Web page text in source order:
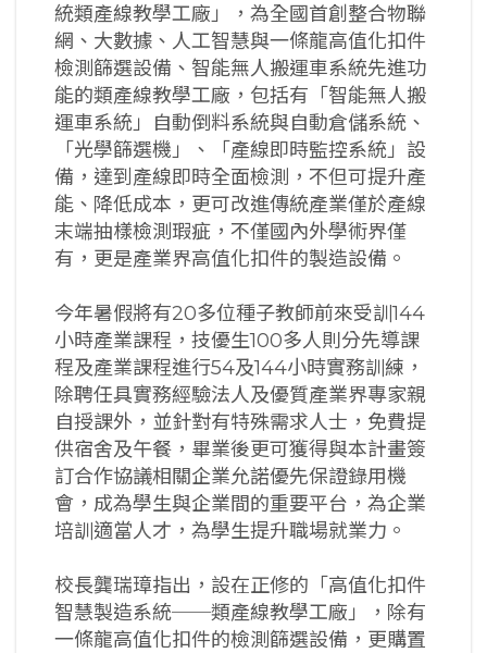
統類產線教學工廠」，為全國首創整合物聯
網、大數據、人工智慧與一條龍高值化扣件
檢測篩選設備、智能無人搬運車系統先進功
能的類產線教學工廠，包括有「智能無人搬
運車系統」自動倒料系統與自動倉儲系統、
「光學篩選機」、「產線即時監控系統」設
備，達到產線即時全面檢測，不但可提升產
能、降低成本，更可改進傳統產業僅於產線
末端抽樣檢測瑕疵，不僅國內外學術界僅
有，更是產業界高值化扣件的製造設備。
今年暑假將有20多位種子教師前來受訓144
小時產業課程，技優生100多人則分先導課
程及產業課程進行54及144小時實務訓練，
除聘任具實務經驗法人及優質產業界專家親
自授課外，並針對有特殊需求人士，免費提
供宿舍及午餐，畢業後更可獲得與本計畫簽
訂合作協議相關企業允諾優先保證錄用機
會，成為學生與企業間的重要平台，為企業
培訓適當人才，為學生提升職場就業力。
校長龔瑞璋指出，設在正修的「高值化扣件
智慧製造系統──類產線教學工廠」，除有
一條龍高值化扣件的檢測篩選設備，更購置